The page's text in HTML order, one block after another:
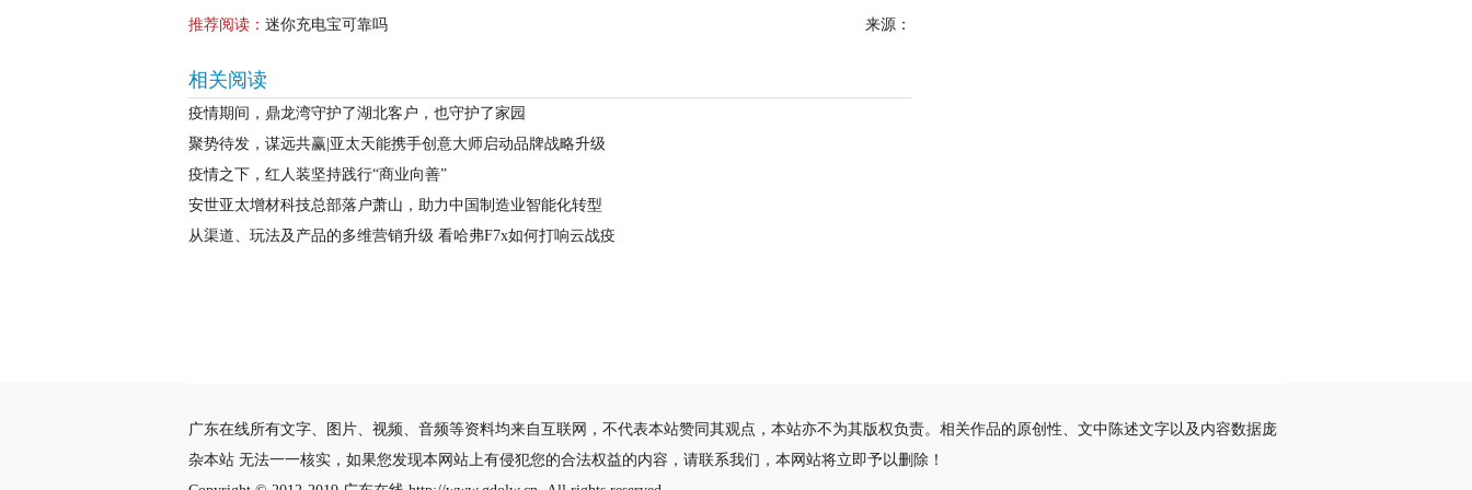
推荐阅读： 迷你充电宝可靠吗 来源：
相关阅读
疫情期间，鼎龙湾守护了湖北客户，也守护了家园
聚势待发，谋远共赢|亚太天能携手创意大师启动品牌战略升级
疫情之下，红人装坚持践行“商业向善”
安世亚太增材科技总部落户萧山，助力中国制造业智能化转型
从渠道、玩法及产品的多维营销升级 看哈弗F7x如何打响云战疫
广东在线所有文字、图片、视频、音频等资料均来自互联网，不代表本站赞同其观点，本站亦不为其版权负责。相关作品的原创性、文中陈述文字以及内容数据庞
杂本站 无法一一核实，如果您发现本网站上有侵犯您的合法权益的内容，请联系我们，本网站将立即予以删除！